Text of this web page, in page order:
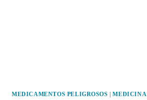
MEDICAMENTOS PELIGROSOS |MEDICINA